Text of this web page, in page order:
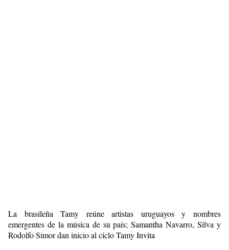
La brasileña Tamy reúne artistas uruguayos y nombres
emergentes de la música de su país; Samantha Navarro, Silva y
Rodolfo Simor dan inicio al ciclo Tamy Invita